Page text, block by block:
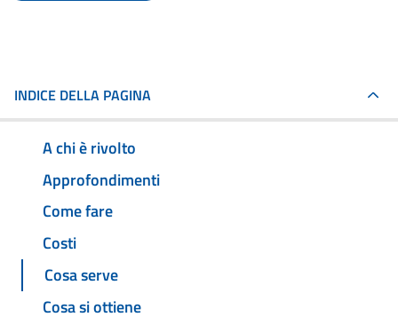
INDICE DELLA PAGINA
A chi è rivolto
Approfondimenti
Come fare
Costi
Cosa serve
Cosa si ottiene